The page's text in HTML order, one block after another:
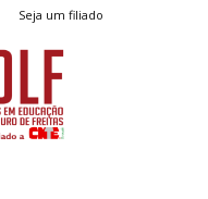
Seja um filiado